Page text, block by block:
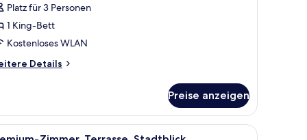
Platz für 3 Personen
1 King-Bett
Kostenloses WLAN
Details
Preise anzeigen
Holzkopfteil, blumigem Wandpapier und einem ordentlich
Ein Hotelzimmer mit Bett, einem an einer
5